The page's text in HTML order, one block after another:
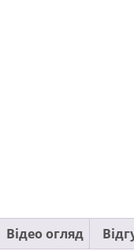
Відео огляд